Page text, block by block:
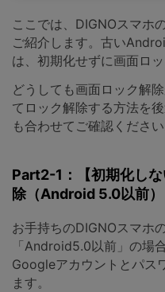
ここでは、DIGNOスマホ
ご紹介します。古い
は、初期化せずに画面ロ
どうしても画面ロック解
てロック解除する方法を
も合わせてご確認ください
Part2-1：【初期化し
除（Android 5.0以前）
お手持ちのDIGNOスマホ
「Android5.0以前」の場
Googleアカウントとパス
ます。